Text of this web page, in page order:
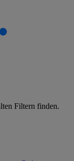
Filtern finden.